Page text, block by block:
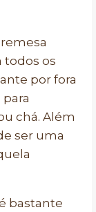
todos os
por fora
chá. Além
ser uma
bastante